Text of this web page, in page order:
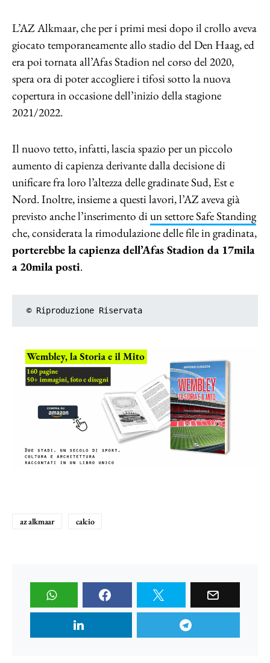
L’AZ Alkmaar, che per i primi mesi dopo il crollo aveva
giocato temporaneamente allo stadio del Den Haag, ed
era poi tornata all’Afas Stadion nel corso del 2020,
spera ora di poter accogliere i tifosi sotto la nuova
copertura in occasione dell’inizio della stagione
2021/2022.
Il nuovo tetto, infatti, lascia spazio per un piccolo
aumento di capienza derivante dalla decisione di
unificare fra loro l’altezza delle gradinate Sud, Est e
Nord. Inoltre, insieme a questi lavori, l’AZ aveva già
previsto anche l’inserimento diun settore Safe Standing
che, considerata la rimodulazione delle file in gradinata,
porterebbe la capienza dell’Afas Stadion da 17mila
a 20mila posti.
© Riproduzione Riservata
az alkmaar calcio